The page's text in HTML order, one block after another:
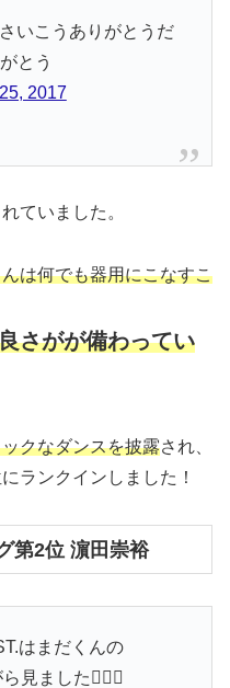
こうありがとうだ
とう
2017
ていました。
は何でも器用にこなすこ
さがが備わってい
クなダンスを披露され、
ランクインしました！
第2位 濵田崇裕
はまだくんの
見ました✊🏻💜